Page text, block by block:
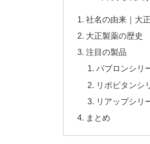
社名の由来｜大
大正製薬の歴史
注目の製品
パブロンシリ
リポビタンシ
リアップシリ
まとめ